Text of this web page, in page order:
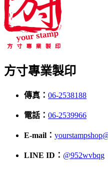
方寸專業製印
傳真： 06-2538188
電話： 06-2539966
E-mail：
LINE ID： @952wvbqg